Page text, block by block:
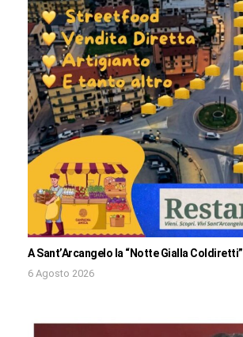
A Sant’Arcangelo la “Notte Gialla Coldiretti”
6 Agosto 2026